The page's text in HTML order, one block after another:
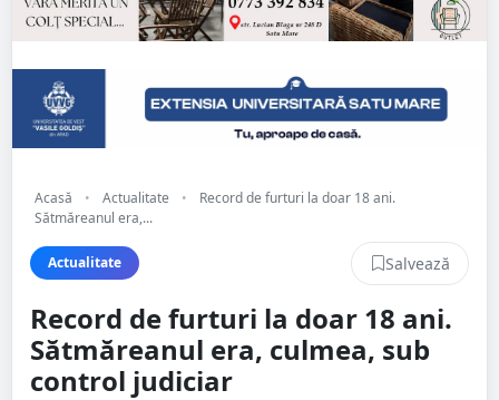
Acasă • Actualitate •
Record de furturi la doar 18 ani.
Sătmăreanul era,...
Actualitate Salvează
Record de furturi la doar 18 ani.
Sătmăreanul era, culmea, sub
control judiciar